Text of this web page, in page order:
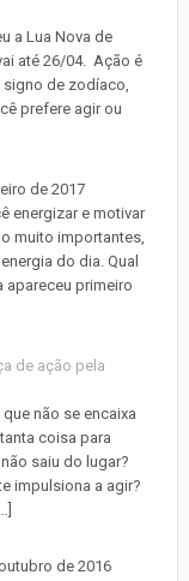
a Lua Nova de
até 26/04. Ação é
signo de zodíaco,
prefere agir ou
de 2017
energizar e motivar
muito importantes,
do dia. Qual
apareceu primeiro
de ação pela
não se encaixa
coisa para
saiu do lugar?
impulsiona a agir?
de 2016